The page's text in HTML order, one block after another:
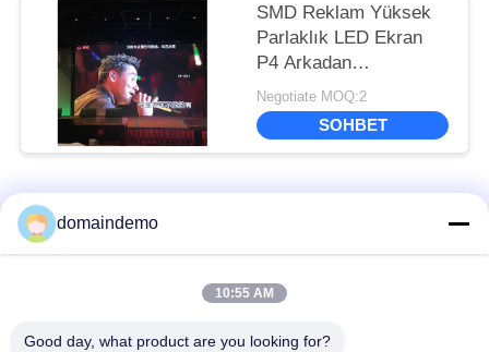
SMD Reklam Yüksek
Parlaklık LED Ekran
P4 Arkadan
Aydınlatmalı Açık Tam
Renkli 1R1G1B
Negotiate MOQ:2
SOHBET
Popüler Kategoriler
Reklam LED ekranı
domaindemo
10:55 AM
Good day, what product are you looking for?